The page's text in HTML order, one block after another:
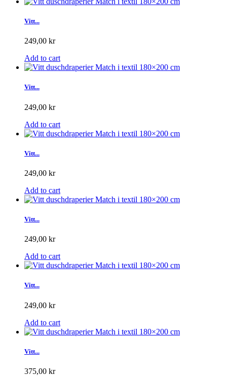
Vitt...
249,00 kr
Add to cart
Vitt...
249,00 kr
Add to cart
Vitt...
249,00 kr
Add to cart
Vitt...
249,00 kr
Add to cart
Vitt...
249,00 kr
Add to cart
Vitt...
375,00 kr